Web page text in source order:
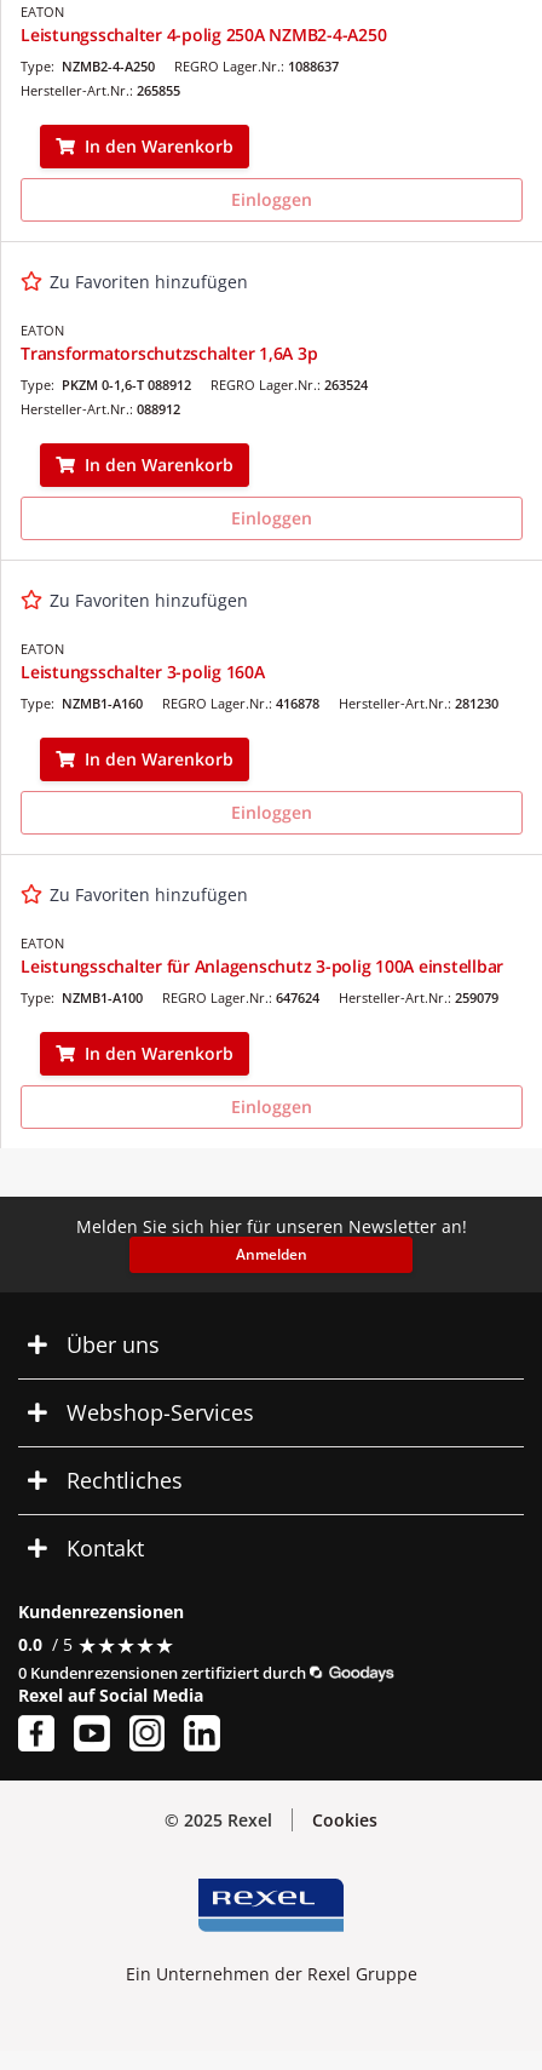
EATON
Leistungsschalter 4-polig 250A NZMB2-4-A250
REGRO Lager.Nr.: 1088637
Type: NZMB2-4-A250
Hersteller-Art.Nr.: 265855
In den Warenkorb
Einloggen
Zu Favoriten hinzufügen
EATON
Transformatorschutzschalter 1,6A 3p
REGRO Lager.Nr.: 263524
Type: PKZM 0-1,6-T 088912
Hersteller-Art.Nr.: 088912
In den Warenkorb
Einloggen
Zu Favoriten hinzufügen
EATON
Leistungsschalter 3-polig 160A
REGRO Lager.Nr.: 416878
Type: NZMB1-A160 Hersteller-Art.Nr.: 281230
In den Warenkorb
Einloggen
Zu Favoriten hinzufügen
EATON
Leistungsschalter für Anlagenschutz 3-polig 100A einstellbar
REGRO Lager.Nr.: 647624
Type: NZMB1-A100 Hersteller-Art.Nr.: 259079
In den Warenkorb
Einloggen
Melden Sie sich hier für unseren Newsletter an!
Anmelden
Über uns
Webshop-Services
Rechtliches
Kontakt
Kundenrezensionen
0.0 / 5 ★★★★★
★★★★★
0 Kundenrezensionen zertifiziert durch
Rexel auf Social Media
© 2025 Rexel Cookies
Ein Unternehmen der Rexel Gruppe